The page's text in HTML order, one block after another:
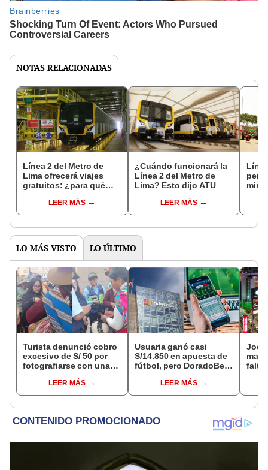
NOTAS RELACIONADAS
Línea 2 del Metro de
Lima ofrecerá viajes
gratuitos: ¿para qué
cuándo?LEER MÁS
¿Cuándo funcionará la
Línea 2 del Metro de
Lima? Esto dijo ATU
LEER MÁS
LO MÁS VISTO LO ÚLTIMO
Turista denunció cobro
excesivo de S/ 50 por
fotografiarse con una
Serenazgo recuperó el
dinero
LEER MÁS
Usuaria ganó casi
S/14.850 en apuesta de
fútbol, pero DoradoBet
Indecopi multó a la
empresa con más de S/
LEER MÁS
falta